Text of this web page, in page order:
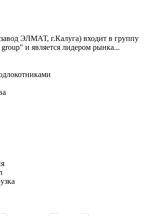
ЭЛМАТ, г.Калуга) входит в группу
и является лидером рынка...